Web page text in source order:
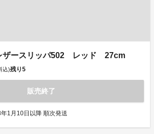
ースリッパ502 レッド 27cm
込)残り5
販売終了
1月10日以降 順次発送